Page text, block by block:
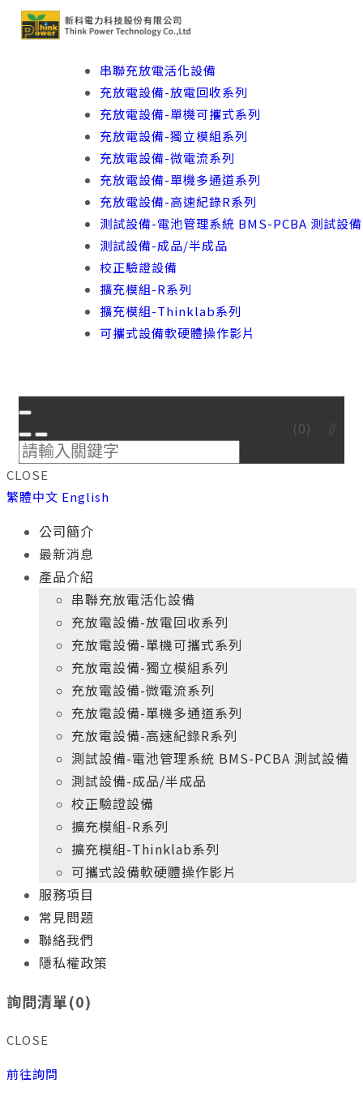
串聯充放電活化設備
充放電設備-放電回收系列
充放電設備-單機可攜式系列
充放電設備-獨立模組系列
充放電設備-微電流系列
充放電設備-單機多通道系列
充放電設備-高速紀錄R系列
測試設備-電池管理系統 BMS-PCBA 測試設備
測試設備-成品/半成品
校正驗證設備
擴充模組-R系列
擴充模組-Thinklab系列
可攜式設備軟硬體操作影片
(0)
CLOSE
繁體中文 English
公司簡介
最新消息
產品介紹
串聯充放電活化設備
充放電設備-放電回收系列
充放電設備-單機可攜式系列
充放電設備-獨立模組系列
充放電設備-微電流系列
充放電設備-單機多通道系列
充放電設備-高速紀錄R系列
測試設備-電池管理系統 BMS-PCBA 測試設備
測試設備-成品/半成品
校正驗證設備
擴充模組-R系列
擴充模組-Thinklab系列
可攜式設備軟硬體操作影片
服務項目
常見問題
聯絡我們
隱私權政策
詢問清單(0)
CLOSE
前往詢問